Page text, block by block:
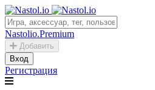
Nastolio.Premium
Добавить
Вход
Регистрация